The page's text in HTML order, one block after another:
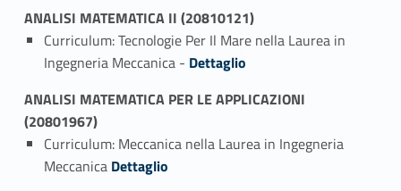
ANALISI MATEMATICA II (20810121)
Curriculum: Tecnologie Per Il Mare nella Laurea in
Ingegneria Meccanica - Link identifier #identifier_person_102156-1
Dettaglio
ANALISI MATEMATICA PER LE APPLICAZIONI
(20801967)
Curriculum: Meccanica nella Laurea in Ingegneria
Meccanica Link identifier #identifier_person_99035-1
Dettaglio